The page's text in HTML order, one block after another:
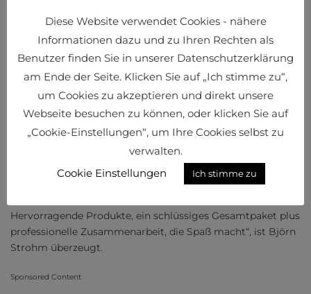
Björn Strohm
eine noch das
andere allein
langfristigen
Zufriedenheit.
Für mehr als
Nicht-
Unzufriedenheit sind Unternehmen in beiden Aspekten Soft
wie Hard gefragt plus gefordert. Es heißt daher nicht
Mensch oder Maschine, vielmehr Mensch und Maschine.
Hervorragende Produkte, ein schlüssiges Gesamtpaket plus
professionelle Zusammenarbeit, die Spaß macht“, ist Björn
Strohm überzeugt.
Sponsored Content
Diese Website verwendet Cookies - nähere
Informationen dazu und zu Ihren Rechten als
Benutzer finden Sie in unserer Datenschutzerklärung
am Ende der Seite. Klicken Sie auf „Ich stimme zu“,
um Cookies zu akzeptieren und direkt unsere
Webseite besuchen zu können, oder klicken Sie auf
„Cookie-Einstellungen“, um Ihre Cookies selbst zu
verwalten.
Cookie Einstellungen
Ich stimme zu